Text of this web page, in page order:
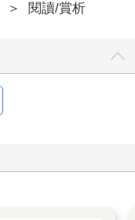
＞ 閱讀/賞析